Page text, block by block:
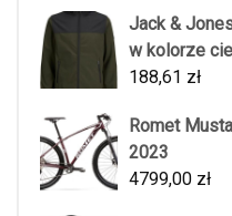
Jack &
w kolorze
188,61 zł
Romet
2023
4799,00 zł